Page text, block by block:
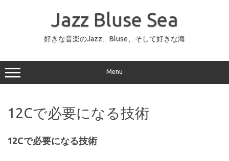
ッ
プ
Jazz Bluse Sea
好きな音楽のJazz、Bluse、そして好きな海
Menu
12Cで必要になる技術
12Cで必要になる技術